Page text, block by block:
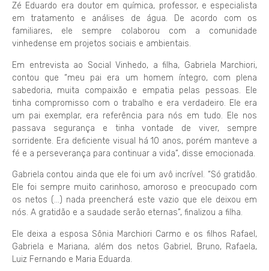
Zé Eduardo era doutor em química, professor, e especialista
em tratamento e análises de água. De acordo com os
familiares, ele sempre colaborou com a comunidade
vinhedense em projetos sociais e ambientais.
Em entrevista ao Social Vinhedo, a filha, Gabriela Marchiori,
contou que “meu pai era um homem íntegro, com plena
sabedoria, muita compaixão e empatia pelas pessoas. Ele
tinha compromisso com o trabalho e era verdadeiro. Ele era
um pai exemplar, era referência para nós em tudo. Ele nos
passava segurança e tinha vontade de viver, sempre
sorridente. Era deficiente visual há 10 anos, porém manteve a
fé e a perseverança para continuar a vida”, disse emocionada.
Gabriela contou ainda que ele foi um avô incrível. “Só gratidão.
Ele foi sempre muito carinhoso, amoroso e preocupado com
os netos (…) nada preencherá este vazio que ele deixou em
nós. A gratidão e a saudade serão eternas”, finalizou a filha.
Ele deixa a esposa Sônia Marchiori Carmo e os filhos Rafael,
Gabriela e Mariana, além dos netos Gabriel, Bruno, Rafaela,
Luiz Fernando e Maria Eduarda.